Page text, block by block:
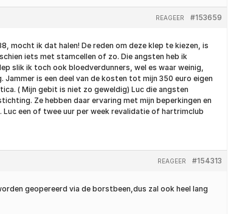
#153659
REAGEER
mocht ik dat halen! De reden om deze klep te kiezen, is
iets met stamcellen of zo. Die angsten heb ik
slik ik toch ook bloedverdunners, wel es waar weinig,
is een deel van de kosten tot mijn 350 euro eigen
( Mijn gebit is niet zo geweldig) Luc die angsten
Ze hebben daar ervaring met mijn beperkingen en
Luc een of twee uur per week revalidatie of hartrimclub
#154313
REAGEER
geopereerd via de borstbeen,dus zal ook heel lang